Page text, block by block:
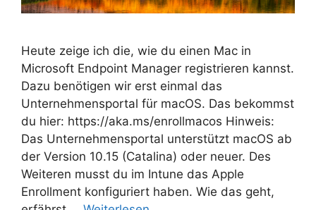
Heute zeige ich die, wie du einen Mac in
Microsoft Endpoint Manager registrieren kannst.
Dazu benötigen wir erst einmal das
Unternehmensportal für macOS. Das bekommst
du hier: https://aka.ms/enrollmacos Hinweis:
Das Unternehmensportal unterstützt macOS ab
der Version 10.15 (Catalina) oder neuer. Des
Weiteren musst du im Intune das Apple
Enrollment konfiguriert haben. Wie das geht,